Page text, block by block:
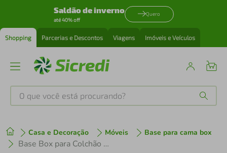
Saldão de inverno
até 40% off
Quero
Shopping Parcerias e Descontos Viagens Imóveis e Veículos
O que você está procurando?
Casa e Decoração Móveis Base para cama box
Base Box para Colchão King Size Umaflex Itália 33x96x203 cm – Branco
1º tenis